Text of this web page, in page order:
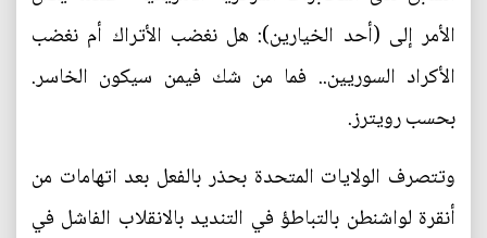
الأمر إلى (أحد الخيارين): هل نغضب الأتراك أم نغضب
الأكراد السوريين.. فما من شك فيمن سيكون الخاسر.
بحسب رويترز.
وتتصرف الولايات المتحدة بحذر بالفعل بعد اتهامات من
أنقرة لواشنطن بالتباطؤ في التنديد بالانقلاب الفاشل في